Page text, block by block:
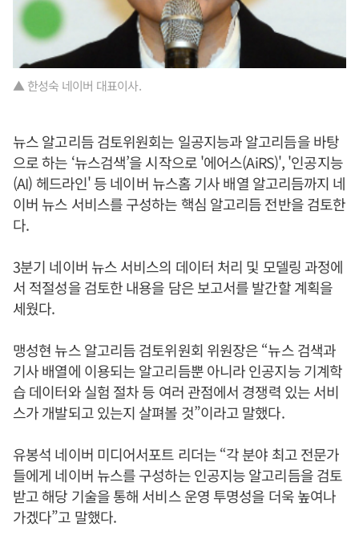
▲ 한성숙 네이버 대표이사.
뉴스 알고리듬 검토위원회는 일공지능과 알고리듬을 바탕
으로 하는 ‘뉴스검색’을 시작으로 '에어스(AiRS)', '인공지능
(AI) 헤드라인' 등 네이버 뉴스홈 기사 배열 알고리듬까지 네
이버 뉴스 서비스를 구성하는 핵심 알고리듬 전반을 검토한
다.
3분기 네이버 뉴스 서비스의 데이터 처리 및 모델링 과정에
서 적절성을 검토한 내용을 담은 보고서를 발간할 계획을
세웠다.
맹성현 뉴스 알고리듬 검토위원회 위원장은 “뉴스 검색과
기사 배열에 이용되는 알고리듬뿐 아니라 인공지능 기계학
습 데이터와 실험 절차 등 여러 관점에서 경쟁력 있는 서비
스가 개발되고 있는지 살펴볼 것”이라고 말했다.
유봉석 네이버 미디어서포트 리더는 “각 분야 최고 전문가
들에게 네이버 뉴스를 구성하는 인공지능 알고리듬을 검토
받고 해당 기술을 통해 서비스 운영 투명성을 더욱 높여나
가겠다”고 말했다.